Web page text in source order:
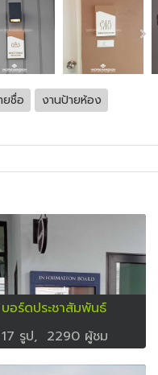
ยชื่อ
งานป้ายห้อง
บอร์ดประชาสัมพันธ์
17 รูป, 2290 ผู้ชม